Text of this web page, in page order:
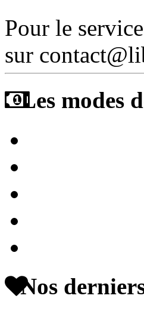
Pour le
sur
Les modes
Nos